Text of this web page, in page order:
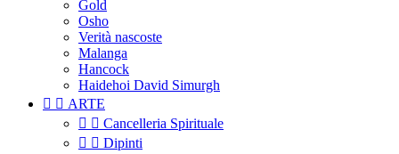
Gold
Osho
Verità nascoste
Malanga
Hancock
Haidehoi David Simurgh
  ARTE
  Cancelleria Spirituale
  Dipinti